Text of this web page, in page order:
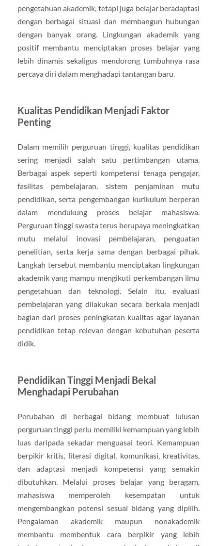
pengetahuan akademik, tetapi juga belajar beradaptasi
dengan berbagai situasi dan membangun hubungan
dengan banyak orang. Lingkungan akademik yang
positif membantu menciptakan proses belajar yang
lebih dinamis sekaligus mendorong tumbuhnya rasa
percaya diri dalam menghadapi tantangan baru.
Kualitas Pendidikan Menjadi Faktor
Penting
Dalam memilih perguruan tinggi, kualitas pendidikan
sering menjadi salah satu pertimbangan utama.
Berbagai aspek seperti kompetensi tenaga pengajar,
fasilitas pembelajaran, sistem penjaminan mutu
pendidikan, serta pengembangan kurikulum berperan
dalam mendukung proses belajar mahasiswa.
Perguruan tinggi swasta terus berupaya meningkatkan
mutu melalui inovasi pembelajaran, penguatan
penelitian, serta kerja sama dengan berbagai pihak.
Langkah tersebut membantu menciptakan lingkungan
akademik yang mampu mengikuti perkembangan ilmu
pengetahuan dan teknologi. Selain itu, evaluasi
pembelajaran yang dilakukan secara berkala menjadi
bagian dari proses peningkatan kualitas agar layanan
pendidikan tetap relevan dengan kebutuhan peserta
didik.
Pendidikan Tinggi Menjadi Bekal
Menghadapi Perubahan
Perubahan di berbagai bidang membuat lulusan
perguruan tinggi perlu memiliki kemampuan yang lebih
luas daripada sekadar menguasai teori. Kemampuan
berpikir kritis, literasi digital, komunikasi, kreativitas,
dan adaptasi menjadi kompetensi yang semakin
dibutuhkan. Melalui proses belajar yang beragam,
mahasiswa memperoleh kesempatan untuk
mengembangkan potensi sesuai bidang yang dipilih.
Pengalaman akademik maupun nonakademik
membantu membentuk cara berpikir yang lebih